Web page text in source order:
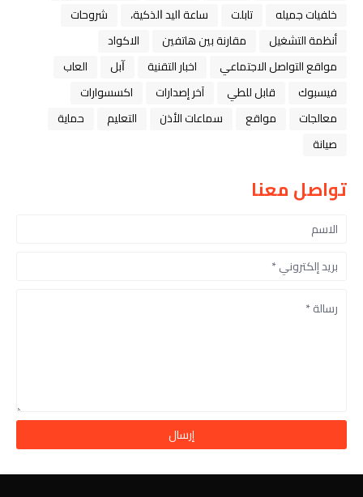
خلفيات جميله
تابلت ﺳﺎﻋﺔ ﺍﻟﻴﺪ ﺍﻟﺬﻛﻴﺔ،
شروحات
أنظمة التشغيل
مقارنة بين هاتفين
الاكواد
مواقع التواصل الاجتماعي
اخبار التقنية ﺁﺑﻞ
العاب
فيسبوك
قابل للطي آخر إصدارات
اكسسوارات
معالجات
مواقع سماعات الأذن التعليم
حماية
صيانة
تواصل معنا